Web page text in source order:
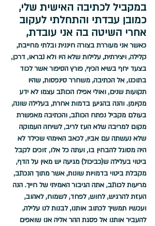
במקביל לכתיבה האישית שלי,
כמובן עבדתי והתחלתי לעקוב
אחרי השיטה בה אני עובדת,
כאשר אני מעוררת בצורה חיננית ובלתי מחייבת,
קלילה, ויצירתית, עלילות שלא היו ולא נבראו, דרכן,
בצעד יחף בשיא הכיף, פורץ הסיפור אשר לכוד
בתוכנו, אל הכתיבה, משחרר סינפסות, שהיו
תקועות שנים, ואולי אפילו הכותב עצמו לא ידע
מקיומן. והנה בהגיען בדמות אחרת, בעלילה שונה,
בעולם מקביל נפתח הכותב, והכתיבה מאפשרת
מקום למריבה שלא העז לריב, לשיחה העמוקה
שלא נעשתה עם אביו, לכאב האימהי שכילד לא
היה מסוגל להבחין בו, ועתה כל אלו, זוכים לקבל
ביטוי בעלילה ש(כביכול) מגיעה יש מאין על הדף,
מקבלת ביטוי בדמויות שונות, אשר מתוך הנכתב,
מריעות לכותב, אתה הגיבור האמיתי של חייך. הנה
העזת להרגיש, לחוש, לפחד, לשמוח, לאהוב,
ועכשיו תמשיך לכתוב אותנו, לבנות לנו עלילה,
להעביר אותנו אל פסגת ההר אליה אנו שואפים